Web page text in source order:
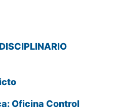
Oficina Control